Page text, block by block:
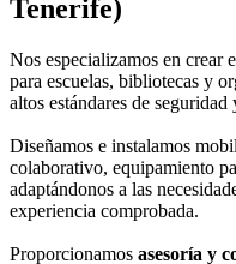
Tenerife)
Nos especializamos en crear
para escuelas, bibliotecas y
altos estándares de seguridad
Diseñamos e instalamos
colaborativo, equipamiento
adaptándonos a las
experiencia comprobada.
Proporcionamos asesoría y